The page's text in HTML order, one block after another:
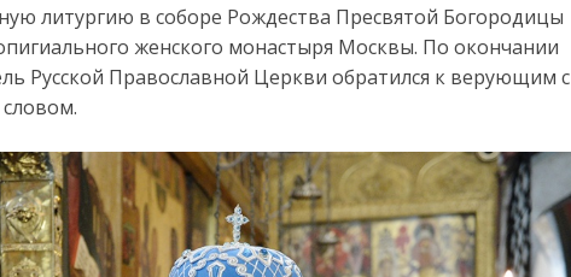
литургию в соборе Рождества Пресвятой Богородицы
женского монастыря Москвы. По окончании
Русской Православной Церкви обратился к верующим с